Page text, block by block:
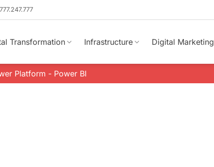
Transformation Infrastructure Digital Marketing
Platform - Power BI